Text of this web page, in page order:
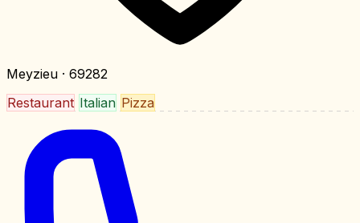
Meyzieu · 69282
Restaurant Italian Pizza